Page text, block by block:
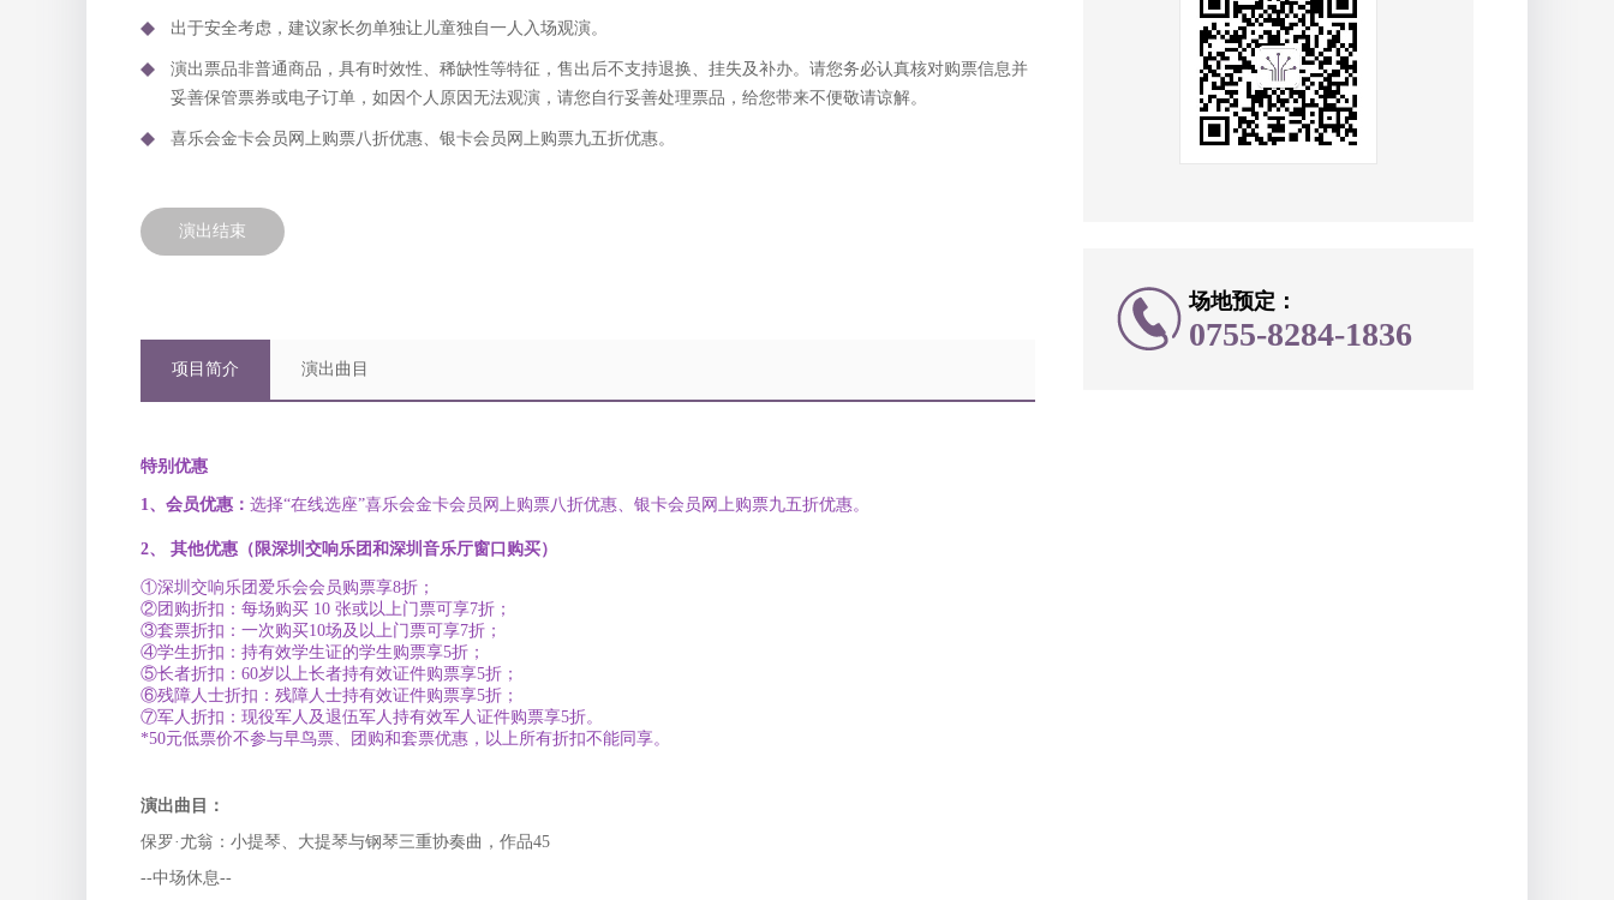
出于安全考虑，建议家长勿单独让儿童独自一人入场观演。
演出票品非普通商品，具有时效性、稀缺性等特征，售出后不支持退换、挂失及补办。请您务必认真核对购票信息并
妥善保管票券或电子订单，如因个人原因无法观演，请您自行妥善处理票品，给您带来不便敬请谅解。
喜乐会金卡会员网上购票八折优惠、银卡会员网上购票九五折优惠。
演出结束
项目简介 演出曲目
特别优惠
1、会员优惠： 选择“在线选座”喜乐会金卡会员网上购票八折优惠、银卡会员网上购票九五折优惠。
2、 其他优惠 （限深圳交响乐团和深圳音乐厅窗口购买）
①深圳交响乐团爱乐会会员购票享8折；
②团购折扣：每场购买 10 张或以上门票可享7折；
③套票折扣：一次购买10场及以上门票可享7折；
④学生折扣：持有效学生证的学生购票享5折；
⑤长者折扣：60岁以上长者持有效证件购票享5折；
⑥残障人士折扣：残障人士持有效证件购票享5折；
⑦军人折扣：现役军人及退伍军人持有效军人证件购票享5折。
*50元低票价不参与早鸟票、团购和套票优惠，以上所有折扣不能同享。
演出曲目：
保罗·尤翁：小提琴、大提琴与钢琴三重协奏曲，作品45
--中场休息--
场地预定：
0755-8284-1836